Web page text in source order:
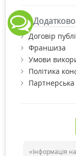
Додатково
Договір
Франшиза
Умови
Політика
«Інформація